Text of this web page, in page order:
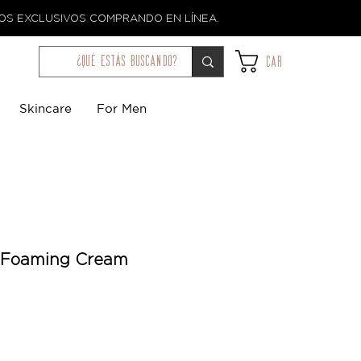
EXCLUSIVOS COMPRANDO EN LÍNEA.
¿qué estás buscando? Car
Skincare For Men
Cream